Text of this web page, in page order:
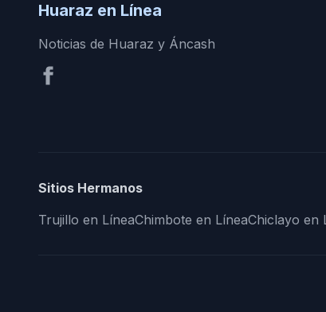
Huaraz en Línea
Noticias de Huaraz y Áncash
Sitios Hermanos
Trujillo en LíneaChimbote en LíneaChiclayo en